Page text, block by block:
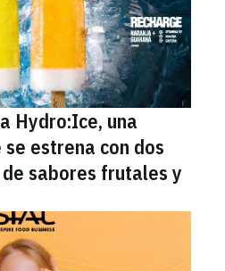
Hydro:Ice, una
estrena con dos
sabores frutales y